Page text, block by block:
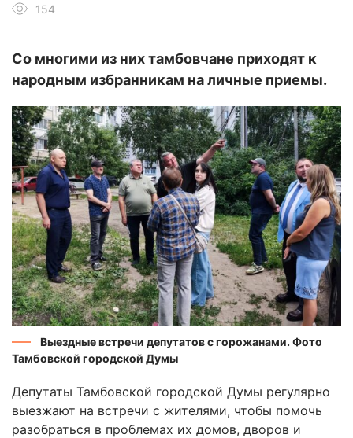
154
Со многими из них тамбовчане приходят к
народным избранникам на личные приемы.
Выездные встречи депутатов с горожанами. Фото
Тамбовской городской Думы
Депутаты Тамбовской городской Думы регулярно
выезжают на встречи с жителями, чтобы помочь
разобраться в проблемах их домов, дворов и